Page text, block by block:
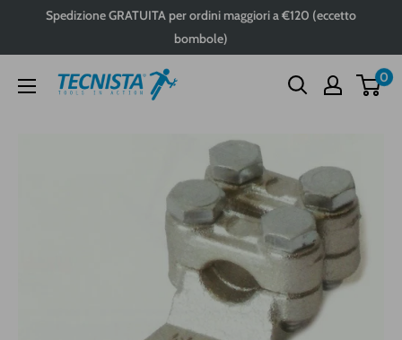
Spedizione GRATUITA per ordini maggiori a €120 (eccetto
bombole)
Tecnista 0